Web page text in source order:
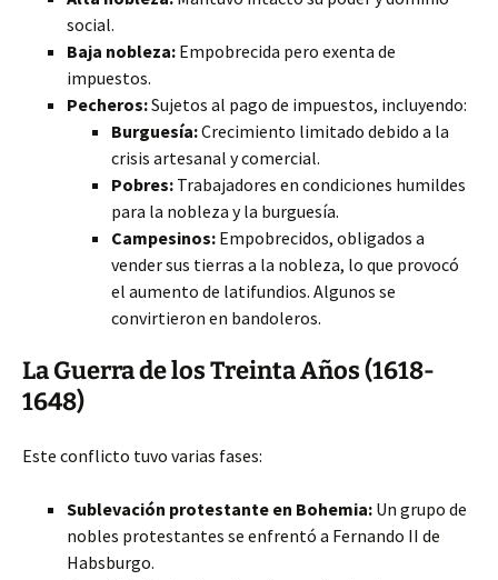
social.
Baja nobleza: Empobrecida pero exenta de
impuestos.
Pecheros:Sujetos al pago de impuestos, incluyendo:
Burguesía:Crecimiento limitado debido a la
crisis artesanal y comercial.
Pobres: Trabajadores en condiciones humildes
para la nobleza y la burguesía.
Campesinos: Empobrecidos, obligados a
vender sus tierras a la nobleza, lo que provocó
el aumento de latifundios. Algunos se
convirtieron en bandoleros.
La Guerra de los Treinta Años (1618-
1648)
Este conflicto tuvo varias fases:
Sublevación protestante en Bohemia: Un grupo de
nobles protestantes se enfrentó a Fernando II de
Habsburgo.